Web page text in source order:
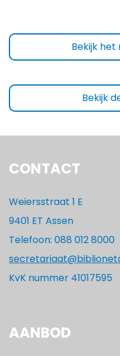
Bekijk het
Bekijk
CONTACT
Weiersstraat 1 E
9401 ET Assen
Telefoon: 088 012 8000
KvK nummer 41017595
AANBOD